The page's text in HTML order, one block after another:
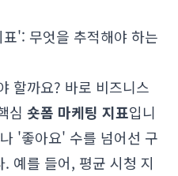
': 무엇을 추적해야 하는
할까요? 바로 비즈니스
심 숏폼 마케팅 지표입니
'좋아요' 수를 넘어선 구
예를 들어, 평균 시청 지